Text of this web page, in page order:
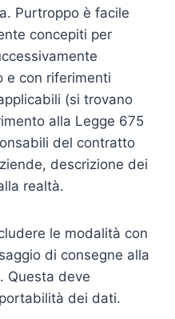
Purtroppo è facile
concepiti per
e con riferimenti
(si trovano
alla Legge 675
del contratto
descrizione dei
realtà.
le modalità con
di consegne alla
Questa deve
dei dati.